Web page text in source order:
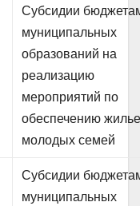
Субсидии
муниципальных
образований на
реализацию
мероприятий по
обеспечению
молодых семей
Субсидии
муниципальных